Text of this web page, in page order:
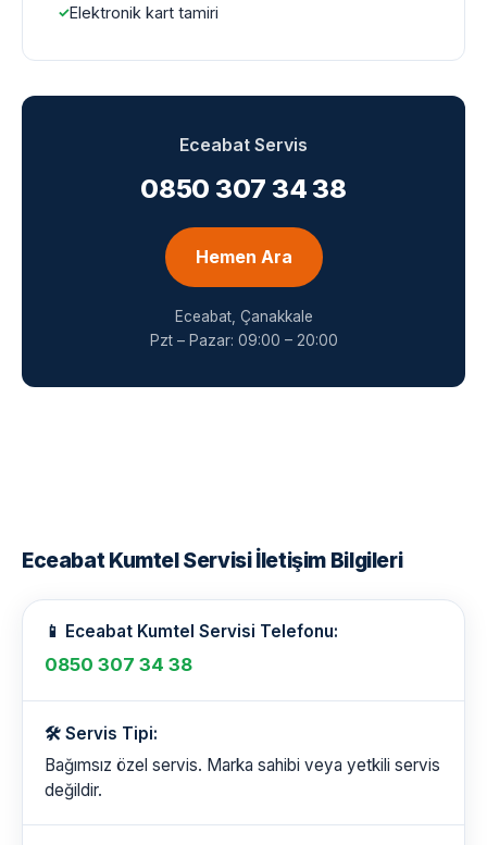
Elektronik kart tamiri
Eceabat Servis
0850 307 34 38
Hemen Ara
Eceabat, Çanakkale
Pzt – Pazar: 09:00 – 20:00
Eceabat Kumtel Servisi İletişim Bilgileri
📱 Eceabat Kumtel Servisi Telefonu:
0850 307 34 38
🛠️ Servis Tipi:
Bağımsız özel servis. Marka sahibi veya yetkili servis
değildir.